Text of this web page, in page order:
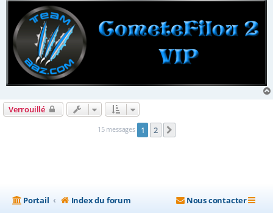
Verrouillé
15 messages 1 2
Portail Index du forum Nous contacter